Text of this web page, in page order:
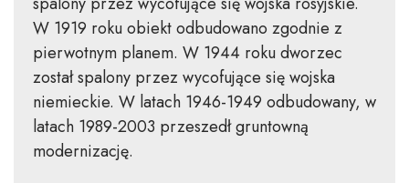
W 1919 roku obiekt odbudowano zgodnie z
pierwotnym planem. W 1944 roku dworzec
został spalony przez wycofujące się wojska
niemieckie. W latach 1946-1949 odbudowany, w
latach 1989-2003 przeszedł gruntowną
modernizację.